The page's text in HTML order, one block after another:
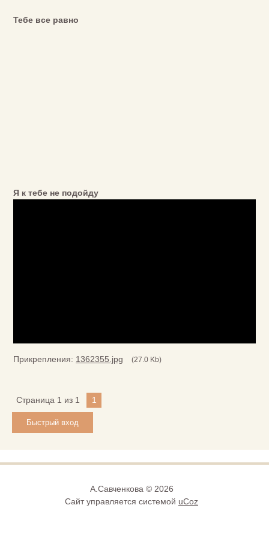
Тебе все равно
Я к тебе не подойду
Прикрепления: 1362355.jpg (27.0 Kb)
Страница 1 из 1 1
А.Савченкова © 2026
Сайт управляется системой uCoz